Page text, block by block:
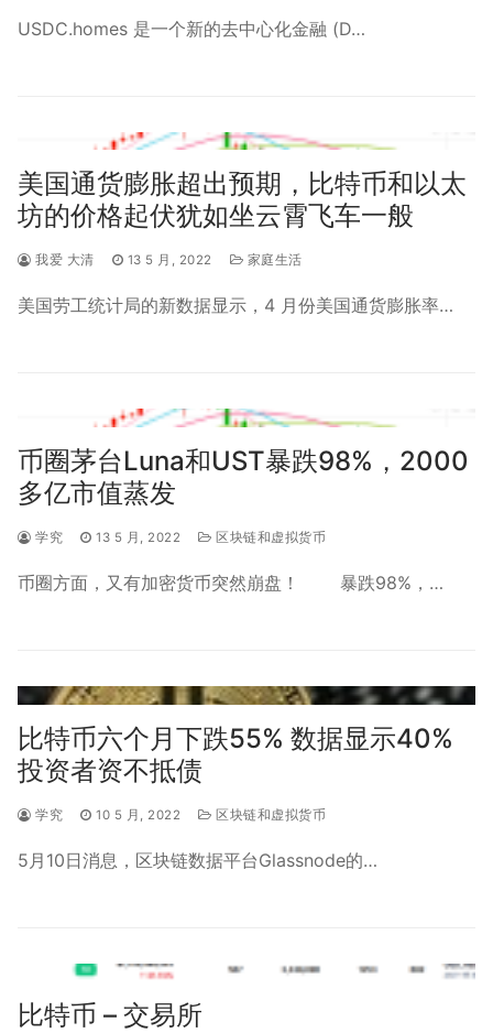
USDC.homes 是一个新的去中心化金融 (D…
美国通货膨胀超出预期，比特币和以太
坊的价格起伏犹如坐云霄飞车一般
我爱 大清 13 5 月, 2022 家庭生活
美国劳工统计局的新数据显示，4 月份美国通货膨胀率…
币圈茅台Luna和UST暴跌98%，2000
多亿市值蒸发
学究 13 5 月, 2022 区块链和虚拟货币
币圈方面，又有加密货币突然崩盘！ 暴跌98%，…
比特币六个月下跌55% 数据显示40%
投资者资不抵债
学究 10 5 月, 2022 区块链和虚拟货币
5月10日消息，区块链数据平台Glassnode的…
比特币 – 交易所